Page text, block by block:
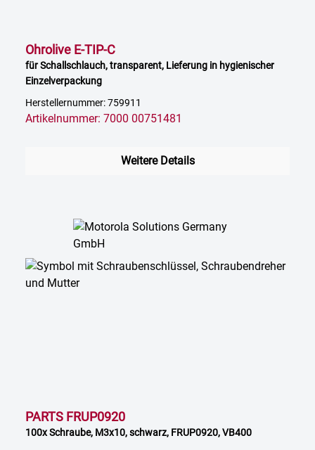
Ohrolive E-TIP-C
für Schallschlauch, transparent, Lieferung in hygienischer
Einzelverpackung
Herstellernummer: 759911
Artikelnummer: 7000 00751481
Weitere Details
PARTS FRUP0920
100x Schraube, M3x10, schwarz, FRUP0920, VB400